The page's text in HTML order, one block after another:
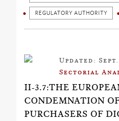
REGULATORY AUTHORITY
Updated:
Sectorial
II-3.7:THE
CONDEMNATION
PURCHASERS OF